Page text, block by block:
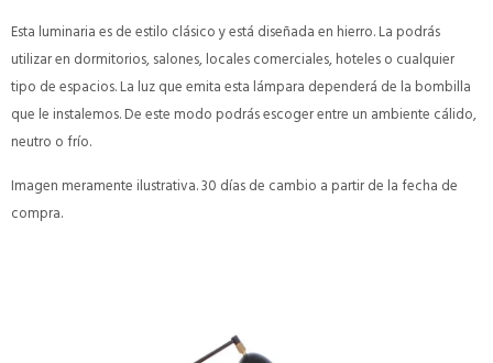
Esta luminaria es de estilo clásico y está diseñada en hierro. La podrás
utilizar en dormitorios, salones, locales comerciales, hoteles o cualquier
tipo de espacios. La luz que emita esta lámpara dependerá de la bombilla
que le instalemos. De este modo podrás escoger entre un ambiente cálido,
neutro o frío.
Imagen meramente ilustrativa. 30 días de cambio a partir de la fecha de
compra.